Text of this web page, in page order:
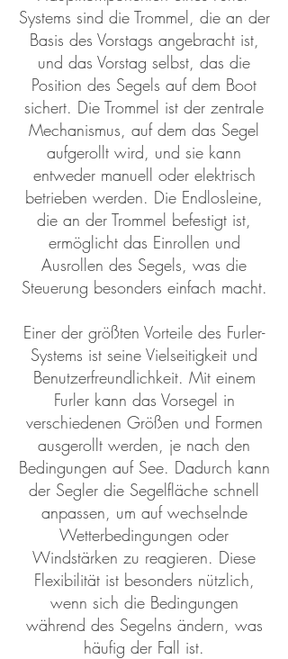
Systems sind die Trommel, die an der
Basis des Vorstags angebracht ist,
und das Vorstag selbst, das die
Position des Segels auf dem Boot
sichert. Die Trommel ist der zentrale
Mechanismus, auf dem das Segel
aufgerollt wird, und sie kann
entweder manuell oder elektrisch
betrieben werden. Die Endlosleine,
die an der Trommel befestigt ist,
ermöglicht das Einrollen und
Ausrollen des Segels, was die
Steuerung besonders einfach macht.
Einer der größten Vorteile des Furler-
Systems ist seine Vielseitigkeit und
Benutzerfreundlichkeit. Mit einem
Furler kann das Vorsegel in
verschiedenen Größen und Formen
ausgerollt werden, je nach den
Bedingungen auf See. Dadurch kann
der Segler die Segelfläche schnell
anpassen, um auf wechselnde
Wetterbedingungen oder
Windstärken zu reagieren. Diese
Flexibilität ist besonders nützlich,
wenn sich die Bedingungen
während des Segelns ändern, was
häufig der Fall ist.